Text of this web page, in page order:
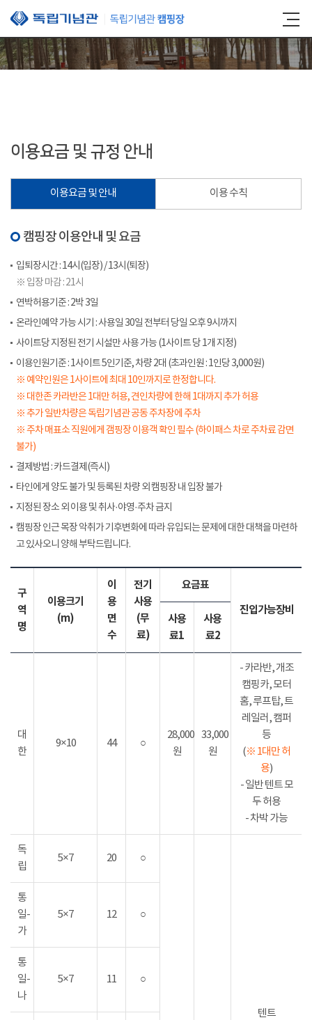
본문 바로가기
이용요금 및 규정 안내
이용요금 및 안내 이용 수칙
캠핑장 이용안내 및 요금
입퇴장시간 : 14시(입장) / 13시(퇴장)
※ 입장 마감 : 21시
연박허용기준 : 2박 3일
온라인예약 가능 시기 : 사용일 30일 전부터 당일 오후 9시까지
사이트당 지정된 전기 시설만 사용 가능 (1사이트 당 1개 지정)
이용인원기준 : 1사이트 5인기준, 차량 2대 (초과인원 : 1인당 3,000원)
※ 예약인원은 1사이트에 최대 10인까지로 한정합니다.
※ 대한존 카라반은 1대만 허용, 견인차량에 한해 1대까지 추가 허용
※ 추가 일반차량은 독립기념관 공동 주차장에 주차
※ 주차 매표소 직원에게 갬핑장 이용객 확인 필수 (하이패스 차로 주차료 감면
불가)
결제방법 : 카드결제(즉시)
타인에게 양도 불가 및 등록된 차량 외 캠핑장 내 입장 불가
지정된 장소 외 이용 및 취사·야영·주차 금지
캠핑장 인근 목장 악취가 기후변화에 따라 유입되는 문제에 대한 대책을 마련하
고 있사오니 양해 부탁드립니다.
구
역
명
이용크기
(m)
이
용
면
수
전기
사용
(무
료)
요금표
진입가능장비
사용
료1
사용
료2
대
한
9×10 44 ○
28,000
원
33,000
원
- 카라반, 개조
캠핑카, 모터
홈, 루프탑, 트
레일러, 캠퍼
등
(※ 1대만 허
용)
- 일반 텐트 모
두 허용
- 차박 가능
독
립
5×7 20 ○
텐트
통
일-
가
5×7 12 ○
통
일-
나
5×7 11 ○